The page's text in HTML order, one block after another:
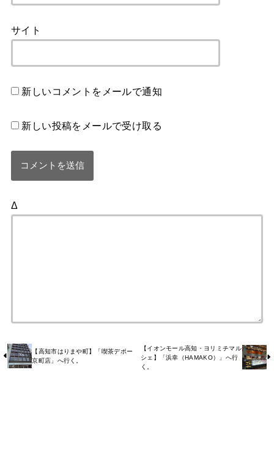
サイト
新しいコメントをメールで通知
新しい投稿をメールで受け取る
Δ
【高知市はりまや町】「喫茶デポー
京町店」へ行く。
【イオンモール高知・ヨリミチマル
シェ】「浜幸（HAMAKO）」へ行
く。